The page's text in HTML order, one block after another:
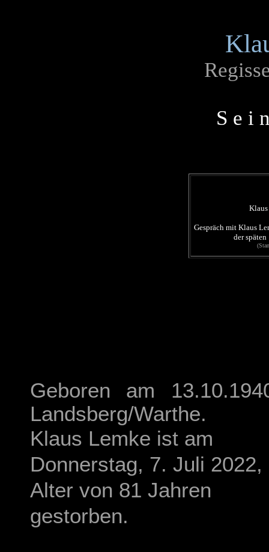
S e i
Gespräch mit Klaus
der
Geboren am
Landsberg/Warthe.
Klaus Lemke ist am
Donnerstag, 7. Juli 2022,
Alter von 81 Jahren
gestorben.